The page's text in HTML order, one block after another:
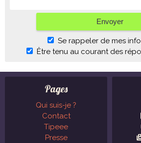
Se rappeler de mes
Être tenu au courant des
Pages
Qui suis-je ?
Contact
Tipeee
Presse